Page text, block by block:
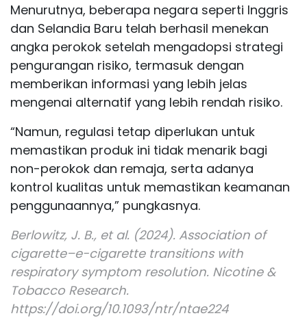
Menurutnya, beberapa negara seperti Inggris
dan Selandia Baru telah berhasil menekan
angka perokok setelah mengadopsi strategi
pengurangan risiko, termasuk dengan
memberikan informasi yang lebih jelas
mengenai alternatif yang lebih rendah risiko.
“Namun, regulasi tetap diperlukan untuk
memastikan produk ini tidak menarik bagi
non-perokok dan remaja, serta adanya
kontrol kualitas untuk memastikan keamanan
penggunaannya,” pungkasnya.
Berlowitz, J. B., et al. (2024). Association of
cigarette–e-cigarette transitions with
respiratory symptom resolution. Nicotine &
Tobacco Research.
https://doi.org/10.1093/ntr/ntae224